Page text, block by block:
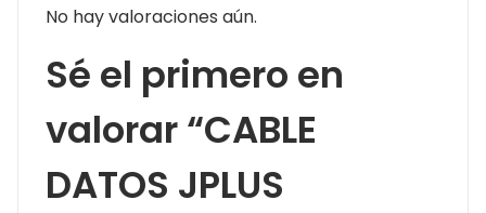
No hay valoraciones aún.
Sé el primero en
valorar “CABLE
DATOS JPLUS